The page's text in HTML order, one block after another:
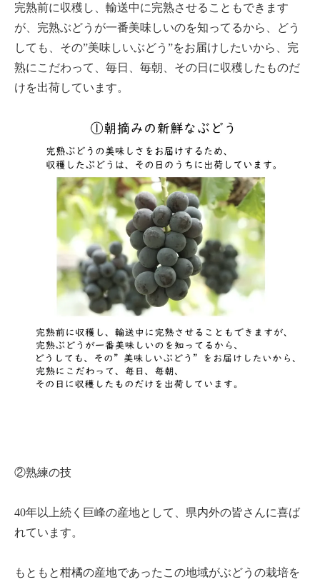
完熟前に収穫し、輸送中に完熟させることもできます
が、完熟ぶどうが一番美味しいのを知ってるから、どう
しても、その”美味しいぶどう”をお届けしたいから、完
熟にこだわって、毎日、毎朝、その日に収穫したものだ
けを出荷しています。
②熟練の技
40年以上続く巨峰の産地として、県内外の皆さんに喜ば
れています。
もともと柑橘の産地であったこの地域がぶどうの栽培を